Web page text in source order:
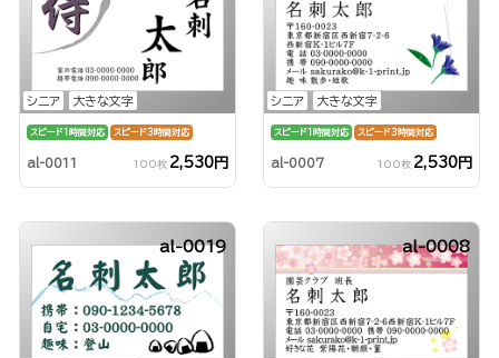
シニア 大きな文字
スピード1時間対応 スピード3時間対応
al-0011 100枚 2,530円
シニア 大きな文字
スピード1時間対応 スピード3時間対応
al-0007 100枚 2,530円
al-0019 al-0008